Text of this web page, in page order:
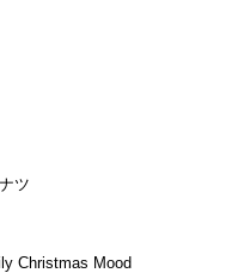
ツ
Christmas Mood